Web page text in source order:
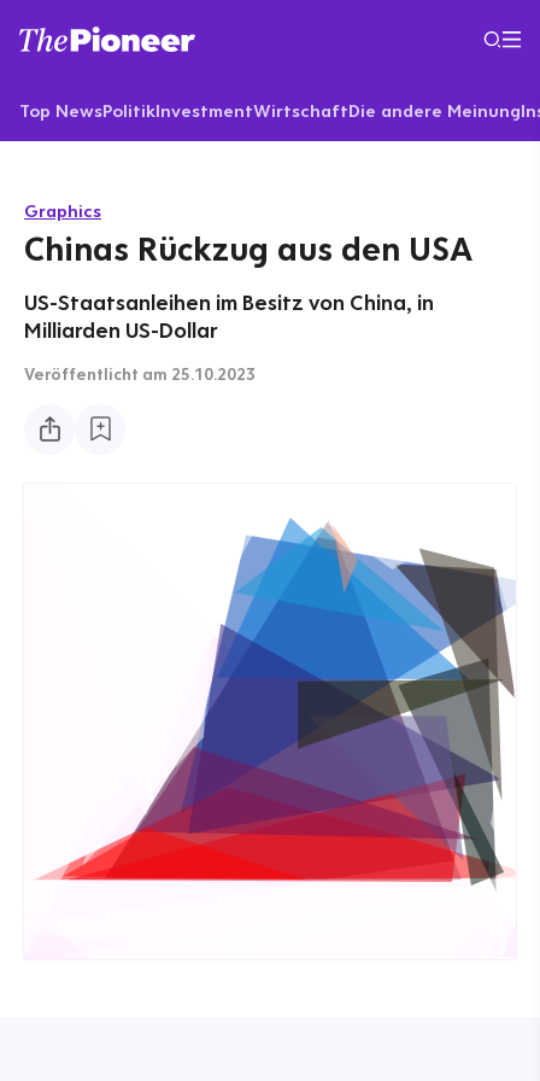
Top NewsPolitikInvestmentWirtschaftDie andere Meinung
Graphics
Chinas Rückzug aus den USA
US-Staatsanleihen im Besitz von China, in
Milliarden US-Dollar
Veröffentlicht am 25.10.2023